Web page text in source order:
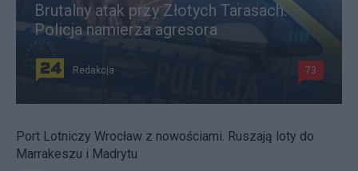
Brutalny atak przy Złotych Tarasach.
Policja namierza agresora
Redakcja 73
Port Lotniczy Wrocław z nowościami. Ruszają loty do
Marrakeszu i Madrytu